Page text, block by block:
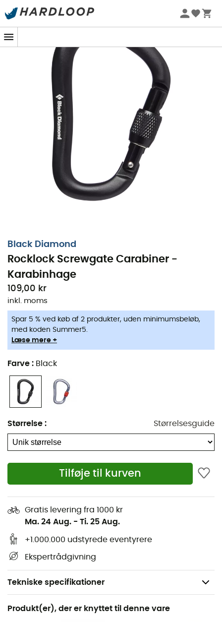
-5% Extra - Kode Summer5
Black Diamond
Rocklock Screwgate Carabiner -
Karabinhage
109,00 kr
inkl. moms
Spar 5 % ved køb af 2 produkter, uden minimumsbeløb,
med koden Summer5.
Læse mere +
Farve : Black
Størrelse : Størrelsesguide
Tilføje til kurven
Gratis levering fra 1000 kr
Ma. 24 Aug. - Ti. 25 Aug.
+1.000.000 udstyrede eventyrere
Ekspertrådgivning
Tekniske specifikationer
Anbefales til
Bjergbestigning
Produkt(er), der er knyttet til denne vare